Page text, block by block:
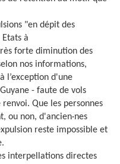
"en dépit des
à
forte diminution des
nos informations,
l’exception d'une
- faute de vols
Que les personnes
ou non, d'ancien·nes
reste impossible et
interpellations directes